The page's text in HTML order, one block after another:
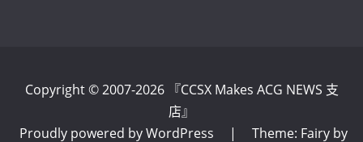
Copyright © 2007-2026 『CCSX Makes ACG NEWS 支
店』
Proudly powered by WordPress
| Theme: Fairy by